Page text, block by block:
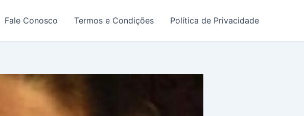
Fale Conosco Termos e Condições Política de Privacidade